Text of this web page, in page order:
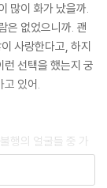
많이 화가 났을까.
은 없었으니까. 괜
사랑한다고, 하지
런 선택을 했는지 궁
고 있어.
행의 얼굴들 중 가